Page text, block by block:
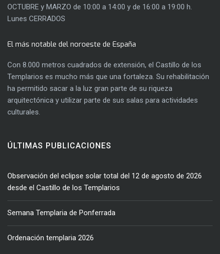
OCTUBRE y MARZO de 10:00 a 14:00 y de 16:00 a 19:00 h.
Lunes CERRADOS
El más notable del noroeste de España
Con 8.000 metros cuadrados de extensión, el Castillo de los
Templarios es mucho más que una fortaleza. Su rehabilitación
ha permitido sacar a la luz gran parte de su riqueza
arquitectónica y utilizar parte de sus salas para actividades
culturales.
ÚLTIMAS PUBLICACIONES
Observación del eclipse solar total del 12 de agosto de 2026
desde el Castillo de los Templarios
Semana Templaria de Ponferrada
Ordenación templaria 2026